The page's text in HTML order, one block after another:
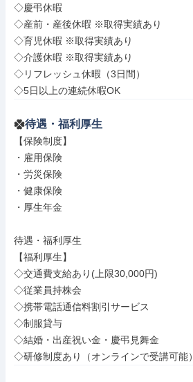
◇慶弔休暇
◇産前・産後休暇 ※取得実績あり
◇育児休暇 ※取得実績あり
◇介護休暇 ※取得実績あり
◇リフレッシュ休暇（3日間）
◇5日以上の連続休暇OK
待遇・福利厚生
【保険制度】
・雇用保険
・労災保険
・健康保険
・厚生年金
待遇・福利厚生
【福利厚生】
◇交通費支給あり(上限30,000円)
◇従業員持株会
◇携帯電話通信料割引サービス
◇制服貸与
◇結婚・出産祝い金・慶弔見舞金
◇研修制度あり（オンラインで受講可能）